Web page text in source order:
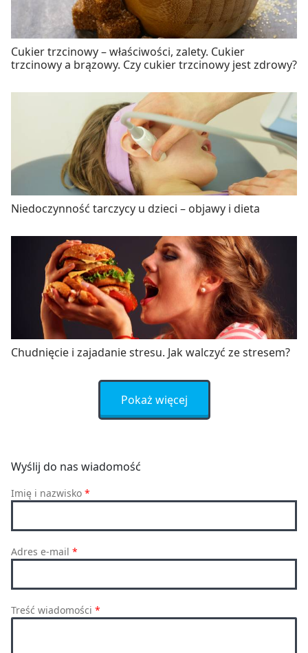
Cukier trzcinowy – właściwości, zalety. Cukier
trzcinowy a brązowy. Czy cukier trzcinowy jest zdrowy?
Niedoczynność tarczycy u dzieci – objawy i dieta
Chudnięcie i zajadanie stresu. Jak walczyć ze stresem?
Pokaż więcej
Wyślij do nas wiadomość
Imię i nazwisko *
Adres e-mail *
Treść wiadomości *